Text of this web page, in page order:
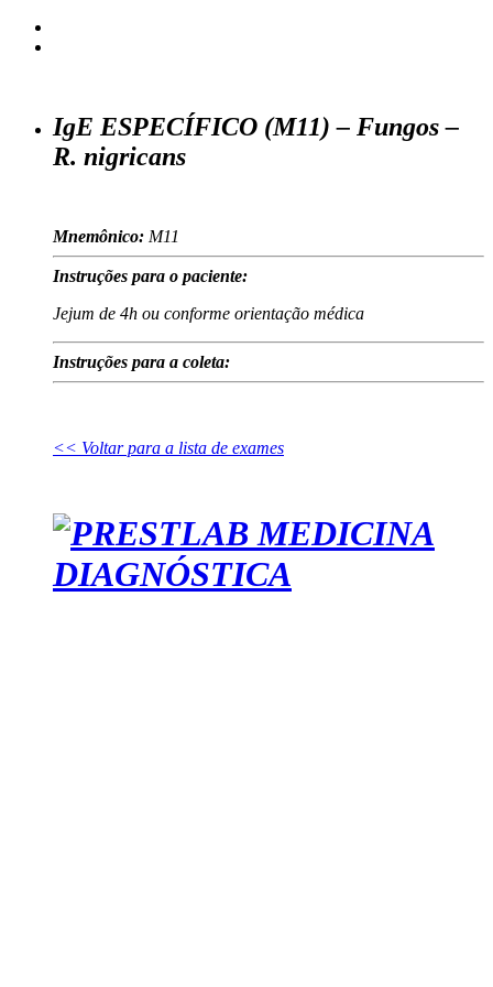
IgE ESPECÍFICO (M11) – Fungos –
R. nigricans
Mnemônico: M11
Instruções para o paciente:
Jejum de 4h ou conforme orientação médica
Instruções para a coleta:
<< Voltar para a lista de exames